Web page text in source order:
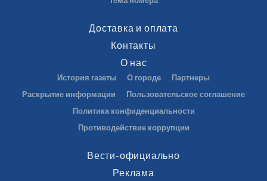
Доставка и оплата
Контакты
О нас
История газеты О городе
Партнеры
Раскрытие информации
Пользовательское соглашение
Политика конфиденциальности
Противодействие коррупции
Вести-официально
Реклама